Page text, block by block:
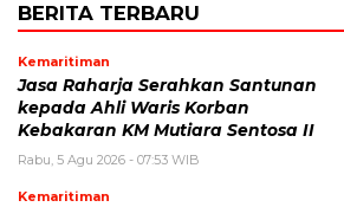
BERITA TERBARU
Kemaritiman
Jasa Raharja Serahkan Santunan
kepada Ahli Waris Korban
Kebakaran KM Mutiara Sentosa II
Rabu, 5 Agu 2026 - 07:53 WIB
Kemaritiman